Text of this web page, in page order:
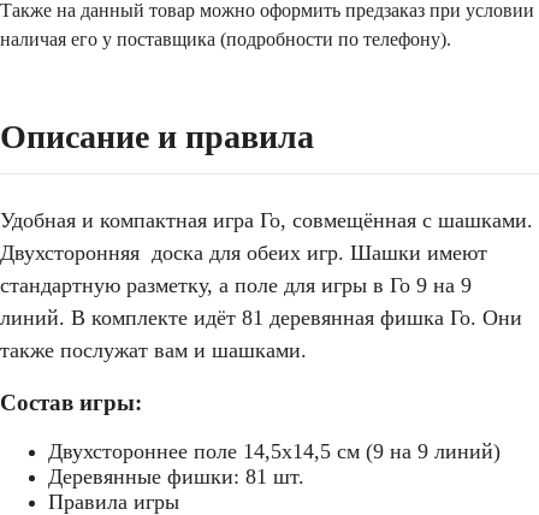
Также на данный товар можно оформить предзаказ при условии
наличая его у поставщика (подробности по телефону).
Описание и правила
Удобная и компактная игра Го, совмещённая с шашками.
Двухсторонняя доска для обеих игр. Шашки имеют
стандартную разметку, а поле для игры в Го 9 на 9
линий. В комплекте идёт 81 деревянная фишка Го. Они
также послужат вам и шашками.
Состав игры:
Двухстороннее поле 14,5х14,5 см (9 на 9 линий)
Деревянные фишки: 81 шт.
Правила игры